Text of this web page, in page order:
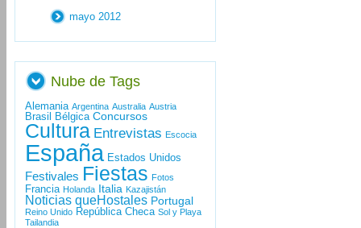
mayo 2012
Nube de Tags
Alemania Argentina Australia Austria
Brasil Bélgica Concursos
Cultura Entrevistas Escocia
España Estados Unidos
Festivales Fiestas Fotos
Francia Holanda Italia Kazajistán
Noticias queHostales Portugal
Reino Unido República Checa Sol y Playa
Tailandia